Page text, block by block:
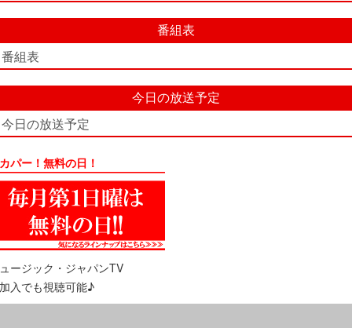
番組表
番組表
今日の放送予定
今日の放送予定
パー！無料の日！
ージック・ジャパンTV
入でも視聴可能♪